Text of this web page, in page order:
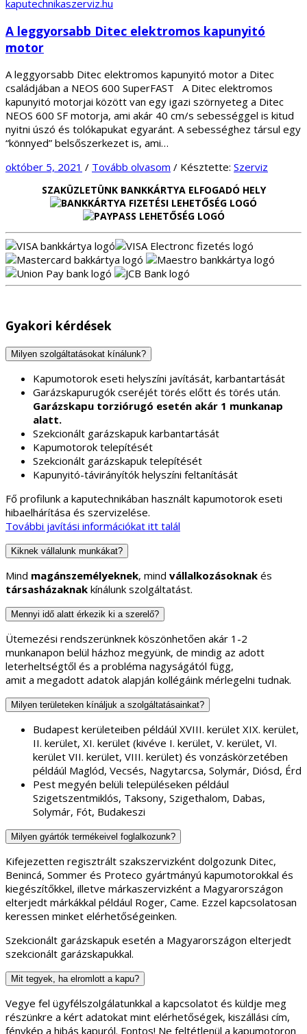
A leggyorsabb Ditec elektromos kapunyitó
motor
A leggyorsabb Ditec elektromos kapunyitó motor a Ditec
családjában a NEOS 600 SuperFAST A Ditec elektromos
kapunyitó motorjai között van egy igazi szörnyeteg a Ditec
NEOS 600 SF motorja, ami akár 40 cm/s sebességgel is kitud
nyitni úszó és tolókapukat egyaránt. A sebességhez társul egy
“könnyed” belsőszerkezet is, ami…
október 5, 2021 / Tovább olvasom / Késztette: Szerviz
SZAKÜZLETÜNK BANKKÁRTYA ELFOGADÓ HELY
Gyakori kérdések
Milyen szolgáltatásokat kínálunk?
Kapumotorok eseti helyszíni javítását, karbantartását
Garázskapurugók cseréjét törés előtt és törés után.
Garázskapu torziórugó esetén akár 1 munkanap
alatt.
Szekcionált garázskapuk karbantartását
Kapumotorok telepítését
Szekcionált garázskapuk telepítését
Kapunyitó-távirányítók helyszíni feltanítását
Fő profilunk a kaputechnikában használt kapumotorok eseti
hibaelhárítása és szervizelése.
További javítási információkat itt talál
Kiknek vállalunk munkákat?
Mind magánszemélyeknek, mind vállalkozásoknak és
társasházaknak kínálunk szolgáltatást.
Mennyi idő alatt érkezik ki a szerelő?
Ütemezési rendszerünknek köszönhetően akár 1-2
munkanapon belül házhoz megyünk, de mindig az adott
leterheltségtől és a probléma nagyságától függ,
amit a megadott adatok alapján kollégáink mérlegelni tudnak.
Milyen területeken kínáljuk a szolgáltatásainkat?
Budapest kerületeiben példáúl XVIII. kerület XIX. kerület,
II. kerület, XI. kerület (kivéve I. kerület, V. kerület, VI.
kerület VII. kerület, VIII. kerület) és vonzáskörzetében
példáúl Maglód, Vecsés, Nagytarcsa, Solymár, Diósd, Érd
Pest megyén belüli településeken például
Szigetszentmiklós, Taksony, Szigethalom, Dabas,
Solymár, Fót, Budakeszi
Milyen gyártók termékeivel foglalkozunk?
Kifejezetten regisztrált szakszervizként dolgozunk Ditec,
Benincá, Sommer és Proteco gyártmányú kapumotorokkal és
kiegészítőkkel, illetve márkaszervizként a Magyarországon
elterjedt márkákkal például Roger, Came. Ezzel kapcsolatosan
keressen minket elérhetőségeinken.
Szekcionált garázskapuk esetén a Magyarországon elterjedt
szekcionált garázskapukkal.
Mit tegyek, ha elromlott a kapu?
Vegye fel ügyfélszolgálatunkkal a kapcsolatot és küldje meg
részünkre a kért adatokat mint elérhetőségek, kiszállási cím,
fénykép a hibás kapuról. Fontos! Ne feltétlenül a kapumotoron